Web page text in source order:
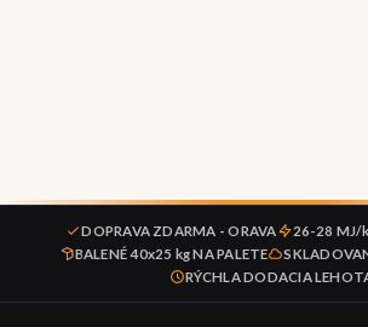
DOPRAVA ZDARMA - ORAVA
26-28 MJ/
BALENÉ 40x25 kg NA PALETE
RÝCHLA DODACIA